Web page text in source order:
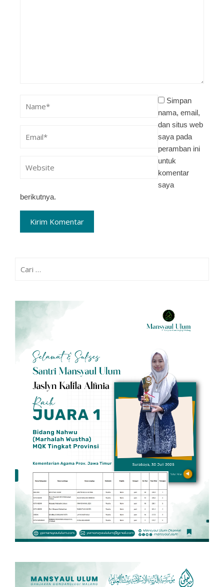
Simpan
nama, email,
dan situs web
saya pada
peramban ini
untuk
komentar
saya
berikutnya.
untuk: